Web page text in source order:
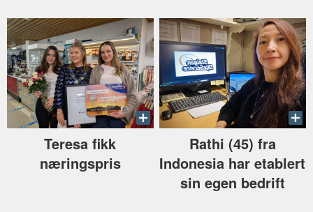
Teresa fikk
næringspris
Rathi (45) fra
Indonesia har etablert
sin egen bedrift